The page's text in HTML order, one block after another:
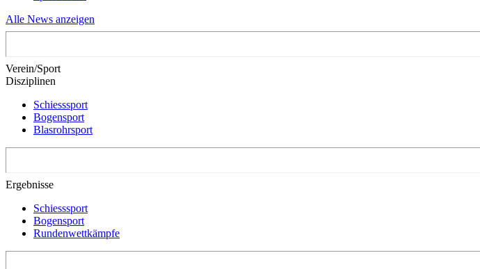
Alle News anzeigen
Verein/Sport
Disziplinen
Schiesssport
Bogensport
Blasrohrsport
Ergebnisse
Schiesssport
Bogensport
Rundenwettkämpfe